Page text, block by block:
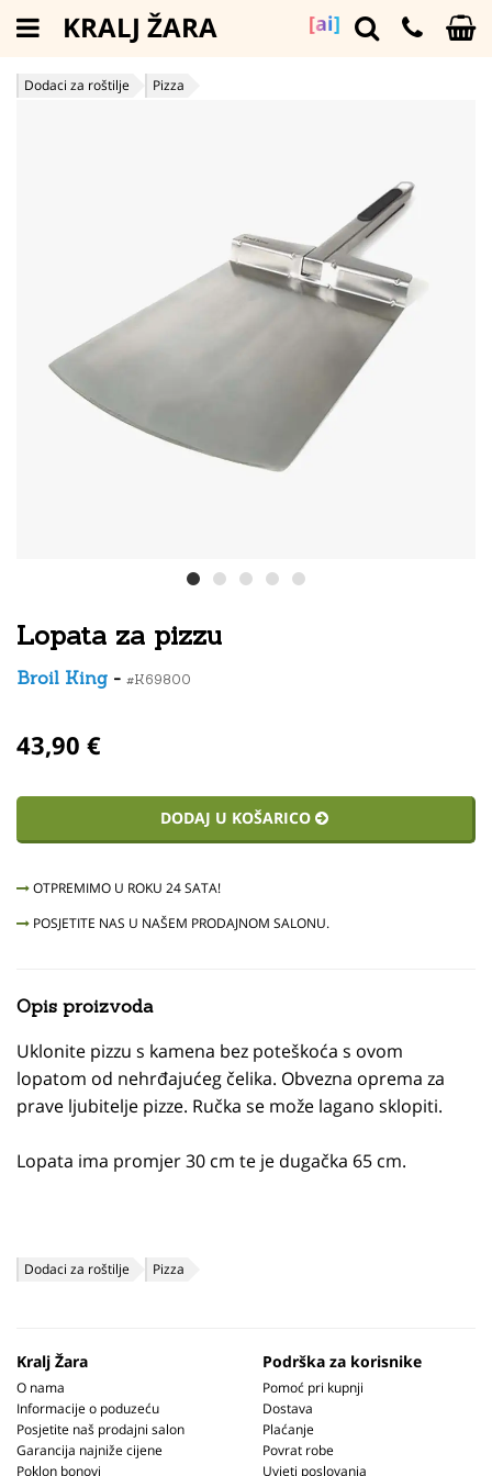
[ai]
KRALJ ŽARA
Dodaci za roštilje Pizza
Lopata za pizzu
Broil King - #K69800
43,90 €
DODAJ U KOŠARICO
OTPREMIMO U ROKU 24 SATA!
POSJETITE NAS U NAŠEM PRODAJNOM SALONU.
Opis proizvoda
Uklonite pizzu s kamena bez poteškoća s ovom
lopatom od nehrđajućeg čelika. Obvezna oprema za
prave ljubitelje pizze. Ručka se može lagano sklopiti.
Lopata ima promjer 30 cm te je dugačka 65 cm.
Dodaci za roštilje Pizza
Kralj Žara
O nama
Informacije o poduzeću
Posjetite naš prodajni salon
Garancija najniže cijene
Poklon bonovi
Podrška za korisnike
Pomoć pri kupnji
Dostava
Plaćanje
Povrat robe
Uvjeti poslovanja